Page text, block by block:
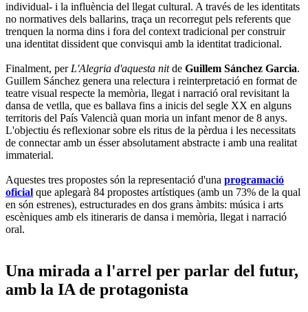
individual- i la influència del llegat cultural. A través de les identitats
no normatives dels ballarins, traça un recorregut pels referents que
trenquen la norma dins i fora del context tradicional per construir
una identitat dissident que convisqui amb la identitat tradicional.
Finalment, perL'Alegria d'aquesta nitde Guillem Sánchez Garcia.
Guillem Sánchez genera una relectura i reinterpretació en format de
teatre visual respecte la memòria, llegat i narració oral revisitant la
dansa de vetlla, que es ballava fins a inicis del segle XX en alguns
territoris del País Valencià quan moria un infant menor de 8 anys.
L'objectiu és reflexionar sobre els ritus de la pèrdua i les necessitats
de connectar amb un ésser absolutament abstracte i amb una realitat
immaterial.
Aquestes tres propostes són la representació d'una programació
oficial que aplegarà 84 propostes artístiques (amb un 73% de la qual
en són estrenes), estructurades en dos grans àmbits: música i arts
escèniques amb els itineraris de dansa i memòria, llegat i narració
oral.
Una mirada a l'arrel per parlar del futur,
amb la IA de protagonista